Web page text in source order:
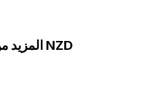
المزيد من الرسوم البيانية المباشرة NZD